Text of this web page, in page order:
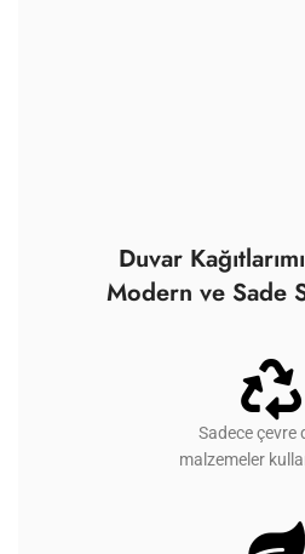
Duvar
Modern ve Sade
Sadece çevre
malzemeler